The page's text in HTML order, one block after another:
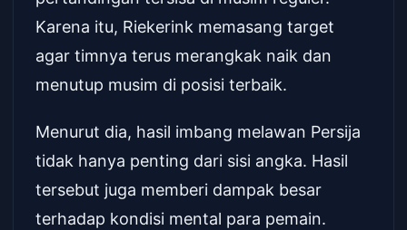
Karena itu, Riekerink memasang target
agar timnya terus merangkak naik dan
menutup musim di posisi terbaik.
Menurut dia, hasil imbang melawan Persija
tidak hanya penting dari sisi angka. Hasil
tersebut juga memberi dampak besar
terhadap kondisi mental para pemain.